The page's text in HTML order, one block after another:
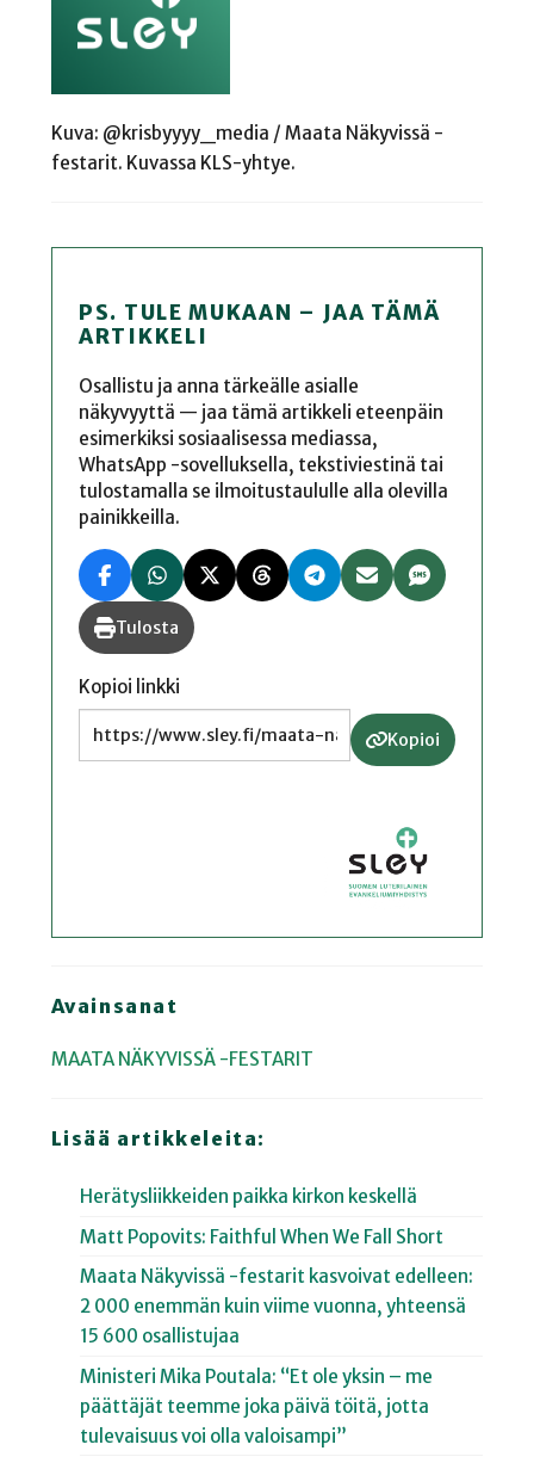
Kuva: @krisbyyyy_media / Maata Näkyvissä -
festarit. Kuvassa KLS-yhtye.
PS. TULE MUKAAN – JAA TÄMÄ
ARTIKKELI
Osallistu ja anna tärkeälle asialle
näkyvyyttä — jaa tämä artikkeli eteenpäin
esimerkiksi sosiaalisessa mediassa,
WhatsApp -sovelluksella, tekstiviestinä tai
tulostamalla se ilmoitustaululle alla olevilla
painikkeilla.
Tulosta
Kopioi linkki
Kopioi
Avainsanat
MAATA NÄKYVISSÄ -FESTARIT
Lisää artikkeleita:
Herätysliikkeiden paikka kirkon keskellä
Matt Popovits: Faithful When We Fall Short
Maata Näkyvissä -festarit kasvoivat edelleen:
2 000 enemmän kuin viime vuonna, yhteensä
15 600 osallistujaa
Ministeri Mika Poutala: “Et ole yksin – me
päättäjät teemme joka päivä töitä, jotta
tulevaisuus voi olla valoisampi”